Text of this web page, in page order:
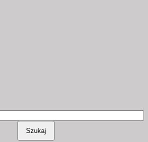
Szukaj